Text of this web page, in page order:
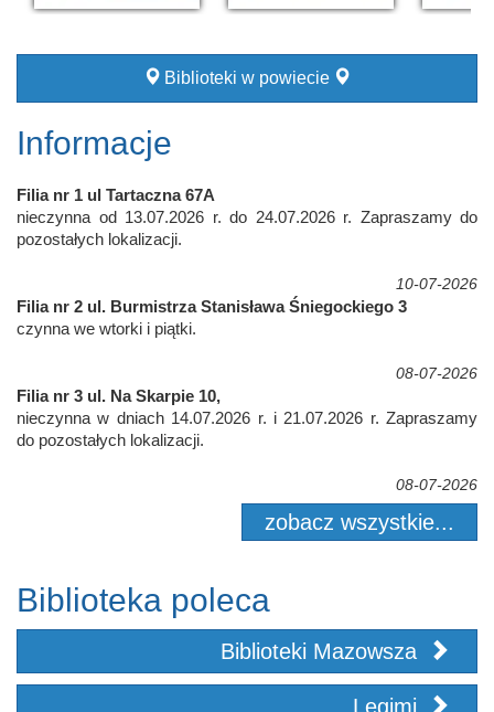
Biblioteki w powiecie
Informacje
Filia nr 1 ul Tartaczna 67A
nieczynna od 13.07.2026 r. do 24.07.2026 r. Zapraszamy do
pozostałych lokalizacji.
10-07-2026
Filia nr 2 ul. Burmistrza Stanisława Śniegockiego 3
czynna we wtorki i piątki.
08-07-2026
Filia nr 3 ul. Na Skarpie 10,
nieczynna w dniach 14.07.2026 r. i 21.07.2026 r. Zapraszamy
do pozostałych lokalizacji.
08-07-2026
zobacz wszystkie...
Biblioteka poleca
Biblioteki Mazowsza
Legimi